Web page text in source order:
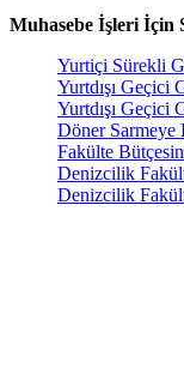
Muhasebe İşleri İçin
Yurtiçi Sürekli
Yurtdışı
Yurtdışı Geçici
Döner Sarmeye
Fakülte
Denizcilik
Denizcilik